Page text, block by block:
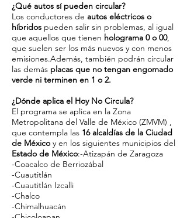
¿Qué autos sí pueden circular?
Los conductores de autos eléctricos o
híbridos pueden salir sin problemas, al igual
que aquellos que tienen holograma 0 o 00,
que suelen ser los más nuevos y con menos
emisiones.Además, también podrán circular
las demás placas que no tengan engomado
verde ni terminen en 1 o 2.
¿Dónde aplica el Hoy No Circula?
El programa se aplica en la Zona
Metropolitana del Valle de México (ZMVM) ,
que contempla las 16 alcaldías de la Ciudad
de México y en los siguientes municipios del
Estado de México:-Atizapán de Zaragoza
-Coacalco de Berriozábal
-Cuautitlán
-Cuautitlán Izcalli
-Chalco
-Chimalhuacán